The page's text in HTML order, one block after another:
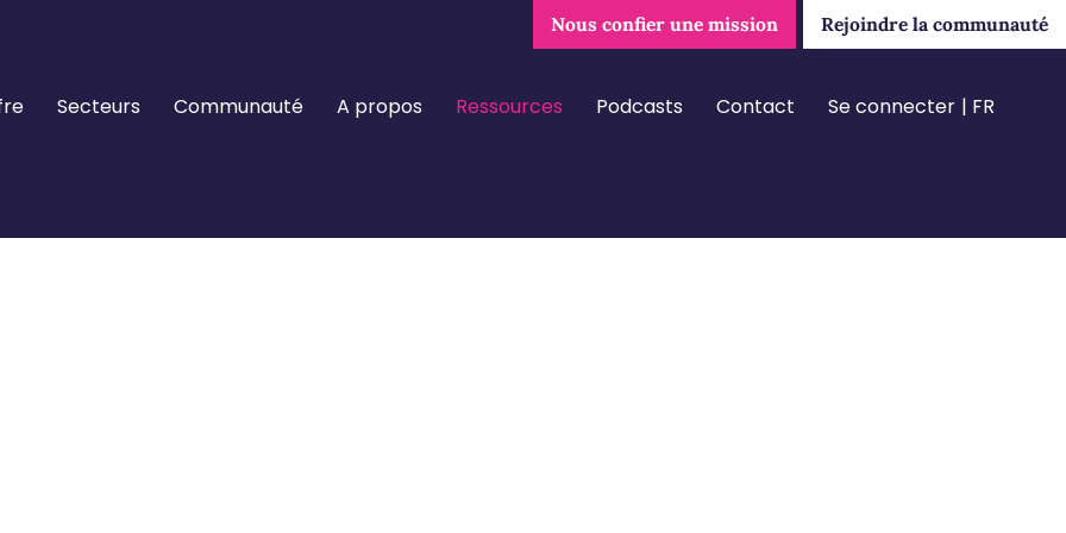
Secteurs Communauté A propos Ressources Podcasts Contact Se connecter FR
Nous confier une mission Rejoindre la communauté